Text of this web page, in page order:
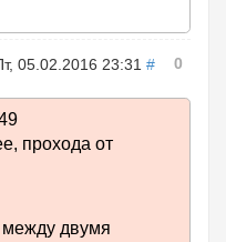
05.02.2016 23:31 # 0
прохода от
двумя